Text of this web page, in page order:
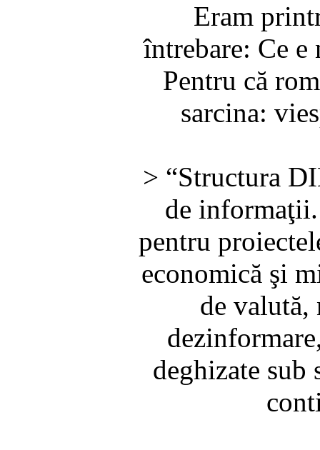
Eram
întrebare: Ce e
Pentru că
sarcina:
> “Structura
de
pentru
economică şi
de valută,
deghizate sub